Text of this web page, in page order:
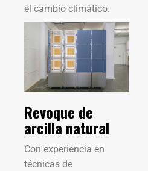
el cambio climático.
Revoque de
arcilla natural
Con experiencia en
técnicas de